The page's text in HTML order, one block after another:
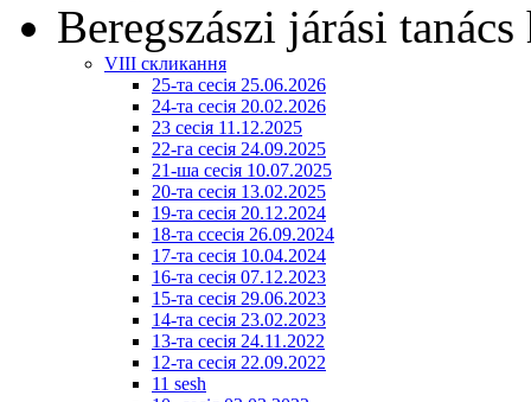
Beregszászi járási
VIII скликання
25-та сесія 25.06.2026
24-та сесія 20.02.2026
23 сесія 11.12.2025
22-га сесія 24.09.2025
21-ша сесія 10.07.2025
20-та сесія 13.02.2025
19-та сесія 20.12.2024
18-та ссесія 26.09.2024
17-та сесія 10.04.2024
16-та сесія 07.12.2023
15-та сесія 29.06.2023
14-та сесія 23.02.2023
13-та сесія 24.11.2022
12-та сесія 22.09.2022
11 sesh